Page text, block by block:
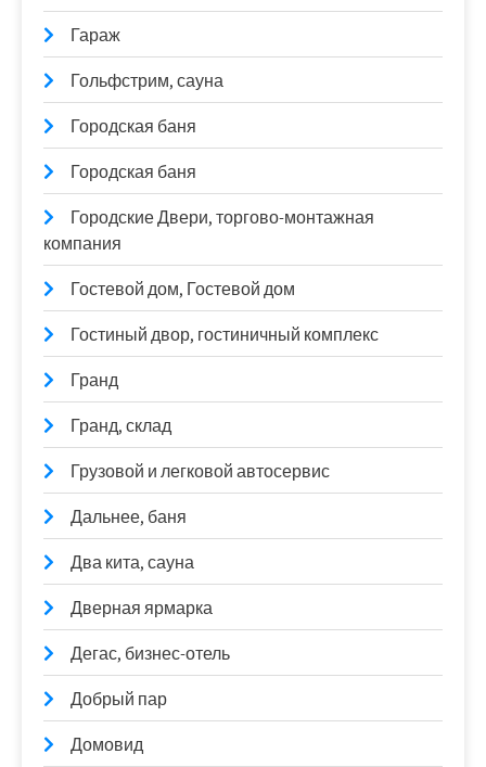
Гараж
Гольфстрим, сауна
Городская баня
Городская баня
Городские Двери, торгово-монтажная
компания
Гостевой дом, Гостевой дом
Гостиный двор, гостиничный комплекс
Гранд
Гранд, склад
Грузовой и легковой автосервис
Дальнее, баня
Два кита, сауна
Дверная ярмарка
Дегас, бизнес-отель
Добрый пар
Домовид